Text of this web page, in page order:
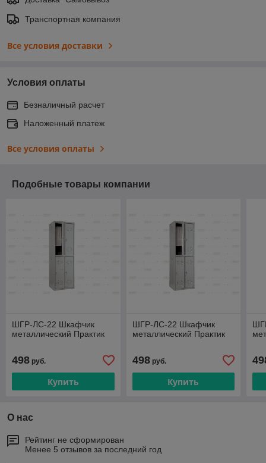
Транспортная компания
Все условия доставки
Условия оплаты
Безналичный расчет
Наложенный платеж
Все условия оплаты
Подобные товары компании
ШГР-ЛС-22 Шкафчик
металлический Практик
498 руб.
Купить
ШГР-ЛС-22 Шкафчик
металлический Практик
498руб.
Купить
О нас
Рейтинг не сформирован
Менее 5 отзывов за последний год